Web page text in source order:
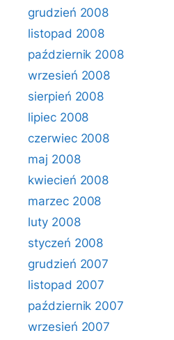
grudzień 2008
listopad 2008
październik 2008
wrzesień 2008
sierpień 2008
lipiec 2008
czerwiec 2008
maj 2008
kwiecień 2008
marzec 2008
luty 2008
styczeń 2008
grudzień 2007
listopad 2007
październik 2007
wrzesień 2007